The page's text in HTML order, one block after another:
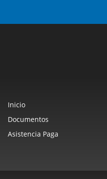
Inicio
Documentos
Asistencia Paga